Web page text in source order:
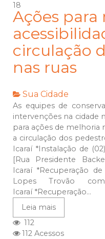
18
Ações para
circulação
nas ruas
Sua Cidade
As equipes de
intervenções na cidade
para ações de melhoria
a circulação dos
Icaraí *Instalação de
[Rua Presidente
Icaraí *Recuperação
Lopes Trovão
Icaraí *Recuperação...
Leia mais
112
112 Acessos